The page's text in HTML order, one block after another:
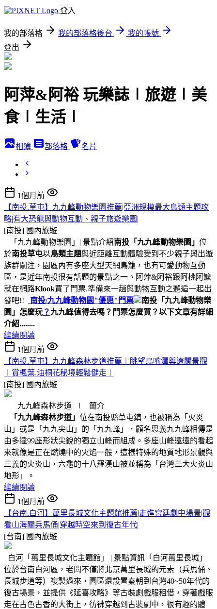
登入
我的部落格 我的部落格後台
我的帳號
登出
阿萍&阿裕 玩樂誌∣旅遊∣美
食∣生活∣
相簿 部落格 名片
1個月前
【南投.草屯】九九峰動物樂園推薦|亞洲規模最大鳥類主題攻
略|有大恐龍與動物互動、親子旅遊樂園|
[南投] 國內旅遊
「九九峰動物樂園」| 景點介紹南投「九九峰動物樂園」 位
於南投草屯以鳥類主題與近距離互動體驗受到不少親子與出遊
族群關注，園區內有多座大型天網鳥籠，也有可愛動物互動
區，是近年南投很有話題的景點之一。阿萍&阿裕跟阿桃阿嬤
就在網路Klook買了門票.準備來一趟與動物互動之邂逅一起出
發吧!!
南投/九九峰動物園"優惠"門票
南投「九九峰動物樂
園」怎麼玩？ 九九峰值得去嗎？門票怎麼買？以下文章有詳細
介紹........
繼續閱讀
1個月前
【南投.草屯】九九峰森林步道推薦︱眺望鳥嘴潭與遼闊景觀
︱賞楓葉.油桐花秘境輕鬆健走︱
[南投] 國內旅遊
九九峰森林步道 ∣ 簡介
「九九峰森林步道」 位在南投縣草屯鎮，也被稱為「火炎
山」或是「九九尖山」的「九九峰」，顧名思義九九峰相傳是
由多達99座形狀尖銳的獨立山峰而組成。多座山峰遠遠的看起
來就像是正在燃燒中的火焰一般，這樣特殊的地質地形景觀與
三義的火炎山，六龜的十八羅漢山被並稱為「台灣三大火炎山
地形」。
繼續閱讀
1個月前
【台南.白河】萬里長城文化主題館推薦|走進宮廷劇中場景|觀
看山海關兵馬俑|穿越時空來到復古年代|
[台南] 國內旅遊
白河「萬里長城文化主題館」 | 景點資訊「白河萬里長城」
位於台南白河區，老闆不僅將北京萬里長城的元素（兵馬俑、
長城步道等）複製過來，園區還設置秦朝到台灣40~50年代的
復古場景，並提供《延喜攻略》等古裝劇戲服租借，穿著戲服
走在古色古香的大街上，彷彿穿越到古裝劇中，很有趣的體